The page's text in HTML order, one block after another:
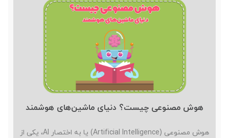
است: موفقیت تحصیلی: حل مسئله هسته…
هوش مصنوعی چیست؟ دنیای ماشین‌های هوشمند
هوش مصنوعی (Artificial Intelligence) یا به اختصار AI، یکی از